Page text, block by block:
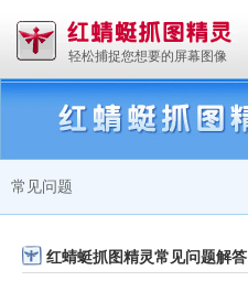
轻松捕捉您想要的屏幕图像
常见问题
红蜻蜓抓图精灵常见问题解答